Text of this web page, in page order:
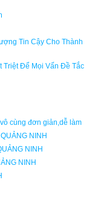
Tin Cậy Cho Thành
Triệt Để Mọi Vấn Đề Tắc
cùng đơn giản,dễ làm
NINH
NINH
NINH